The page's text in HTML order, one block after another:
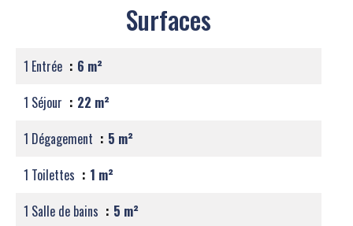
Surfaces
1 Entrée
6 m²
1 Séjour
22 m²
1 Dégagement
5 m²
1 Toilettes
1 m²
1 Salle de bains
5 m²